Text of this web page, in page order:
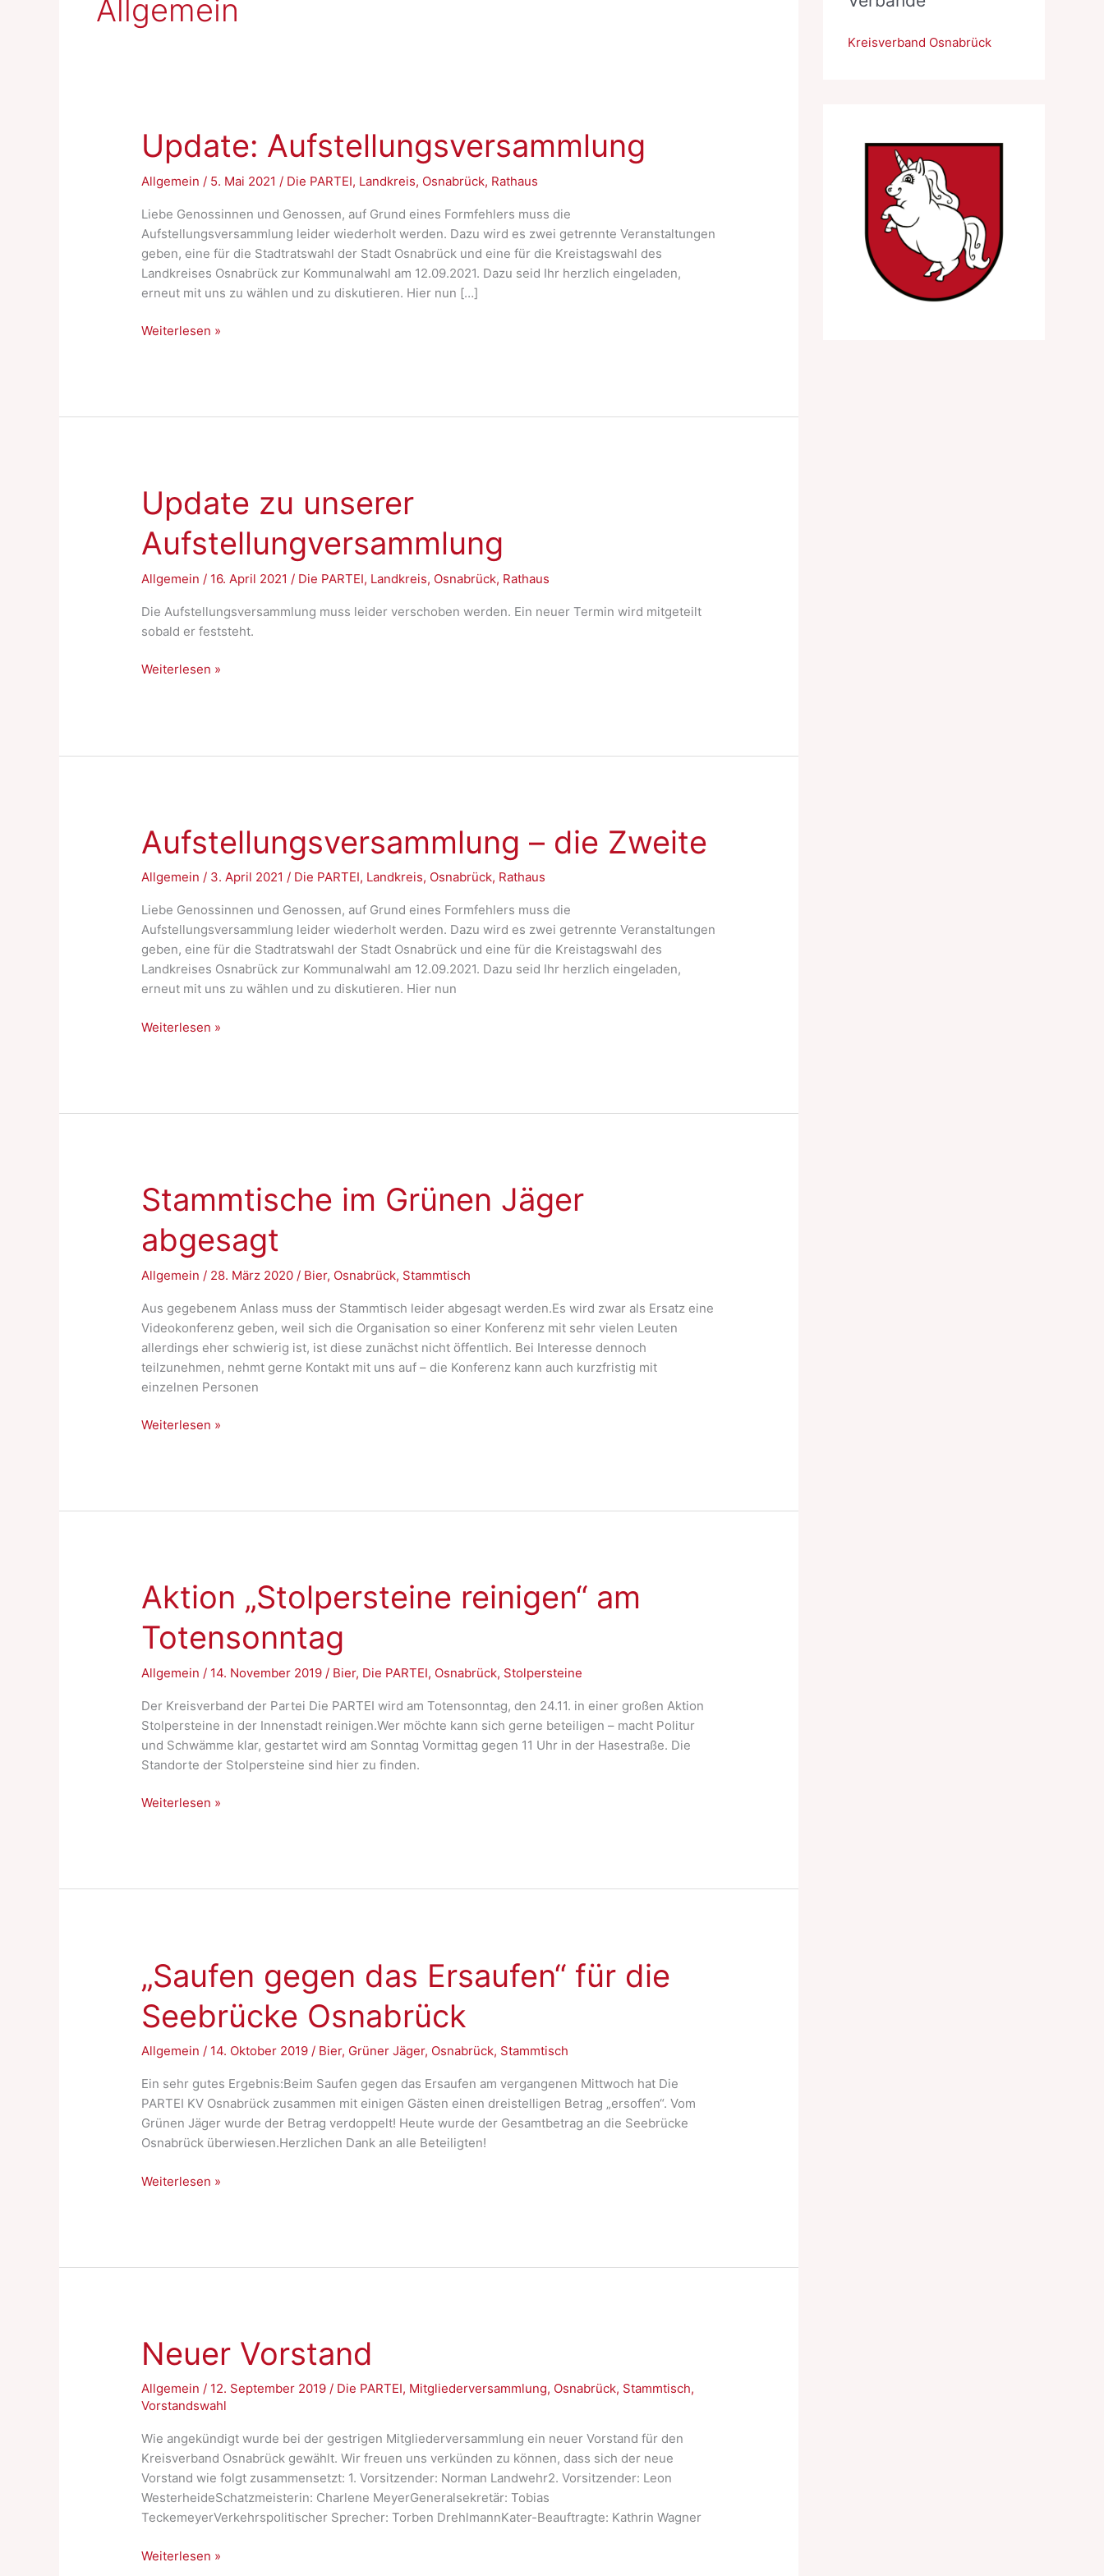
Allgemein
Update: Aufstellungsversammlung
Allgemein / 5. Mai 2021 / Die PARTEI, Landkreis, Osnabrück, Rathaus
Liebe Genossinnen und Genossen, auf Grund eines Formfehlers muss die
Aufstellungsversammlung leider wiederholt werden. Dazu wird es zwei getrennte Veranstaltungen
geben, eine für die Stadtratswahl der Stadt Osnabrück und eine für die Kreistagswahl des
Landkreises Osnabrück zur Kommunalwahl am 12.09.2021. Dazu seid Ihr herzlich eingeladen,
erneut mit uns zu wählen und zu diskutieren. Hier nun […]
Update:
Weiterlesen »
Update zu unserer
Aufstellungversammlung
Allgemein / 16. April 2021/ Die PARTEI, Landkreis, Osnabrück, Rathaus
Die Aufstellungsversammlung muss leider verschoben werden. Ein neuer Termin wird mitgeteilt
sobald er feststeht.
Update
Weiterlesen »
Aufstellungsversammlung – die Zweite
Allgemein / 3. April 2021/ Die PARTEI, Landkreis, Osnabrück, Rathaus
Liebe Genossinnen und Genossen, auf Grund eines Formfehlers muss die
Aufstellungsversammlung leider wiederholt werden. Dazu wird es zwei getrennte Veranstaltungen
geben, eine für die Stadtratswahl der Stadt Osnabrück und eine für die Kreistagswahl des
Landkreises Osnabrück zur Kommunalwahl am 12.09.2021. Dazu seid Ihr herzlich eingeladen,
erneut mit uns zu wählen und zu diskutieren. Hier nun
Aufstellungsversammlung
Weiterlesen »
Stammtische im Grünen Jäger
abgesagt
Allgemein / 28. März 2020 / Bier, Osnabrück, Stammtisch
Aus gegebenem Anlass muss der Stammtisch leider abgesagt werden.Es wird zwar als Ersatz eine
Videokonferenz geben, weil sich die Organisation so einer Konferenz mit sehr vielen Leuten
allerdings eher schwierig ist, ist diese zunächst nicht öffentlich. Bei Interesse dennoch
teilzunehmen, nehmt gerne Kontakt mit uns auf – die Konferenz kann auch kurzfristig mit
einzelnen Personen
Stammtische
Weiterlesen »
Aktion „Stolpersteine reinigen“ am
Totensonntag
Allgemein / 14. November 2019/ Bier, Die PARTEI, Osnabrück, Stolpersteine
Der Kreisverband der Partei Die PARTEI wird am Totensonntag, den 24.11. in einer großen Aktion
Stolpersteine in der Innenstadt reinigen.Wer möchte kann sich gerne beteiligen – macht Politur
und Schwämme klar, gestartet wird am Sonntag Vormittag gegen 11 Uhr in der Hasestraße. Die
Standorte der Stolpersteine sind hier zu finden.
Aktion
Weiterlesen »
„Saufen gegen das Ersaufen“ für die
Seebrücke Osnabrück
Allgemein / 14. Oktober 2019/ Bier, Grüner Jäger, Osnabrück, Stammtisch
Ein sehr gutes Ergebnis:Beim Saufen gegen das Ersaufen am vergangenen Mittwoch hat Die
PARTEI KV Osnabrück zusammen mit einigen Gästen einen dreistelligen Betrag „ersoffen“. Vom
Grünen Jäger wurde der Betrag verdoppelt! Heute wurde der Gesamtbetrag an die Seebrücke
Osnabrück überwiesen.Herzlichen Dank an alle Beteiligten!
„Saufen
Weiterlesen »
Neuer Vorstand
Allgemein / 12. September 2019/ Die PARTEI, Mitgliederversammlung, Osnabrück, Stammtisch,
Vorstandswahl
Wie angekündigt wurde bei der gestrigen Mitgliederversammlung ein neuer Vorstand für den
Kreisverband Osnabrück gewählt. Wir freuen uns verkünden zu können, dass sich der neue
Vorstand wie folgt zusammensetzt: 1. Vorsitzender: Norman Landwehr2. Vorsitzender: Leon
WesterheideSchatzmeisterin: Charlene MeyerGeneralsekretär: Tobias
TeckemeyerVerkehrspolitischer Sprecher: Torben DrehlmannKater-Beauftragte: Kathrin Wagner
Neuer
Weiterlesen »
Kreisverband Osnabrück